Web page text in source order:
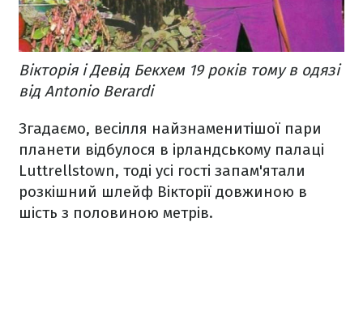
Вікторія і Девід Бекхем 19 років тому в одязі
від Antonio Berardi
Згадаємо, весілля найзнаменитішої пари
планети відбулося в ірландському палаці
Luttrellstown, тоді усі гості запам'ятали
розкішний шлейф Вікторії довжиною в
шість з половиною метрів.